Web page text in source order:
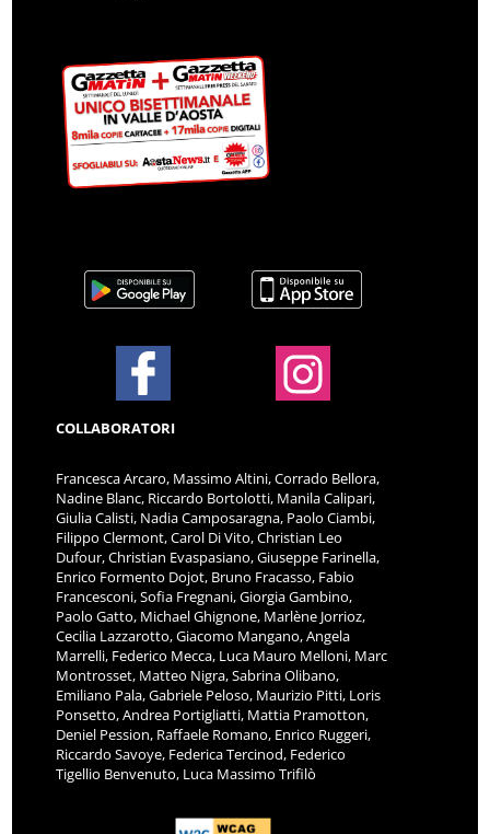
COLLABORATORI
Francesca Arcaro, Massimo Altini, Corrado Bellora,
Nadine Blanc, Riccardo Bortolotti, Manila Calipari,
Giulia Calisti, Nadia Camposaragna, Paolo Ciambi,
Filippo Clermont, Carol Di Vito, Christian Leo
Dufour, Christian Evaspasiano, Giuseppe Farinella,
Enrico Formento Dojot, Bruno Fracasso, Fabio
Francesconi, Sofia Fregnani, Giorgia Gambino,
Paolo Gatto, Michael Ghignone, Marlène Jorrioz,
Cecilia Lazzarotto, Giacomo Mangano, Angela
Marrelli, Federico Mecca, Luca Mauro Melloni, Marc
Montrosset, Matteo Nigra, Sabrina Olibano,
Emiliano Pala, Gabriele Peloso, Maurizio Pitti, Loris
Ponsetto, Andrea Portigliatti, Mattia Pramotton,
Deniel Pession, Raffaele Romano, Enrico Ruggeri,
Riccardo Savoye, Federica Tercinod, Federico
Tigellio Benvenuto, Luca Massimo Trifilò